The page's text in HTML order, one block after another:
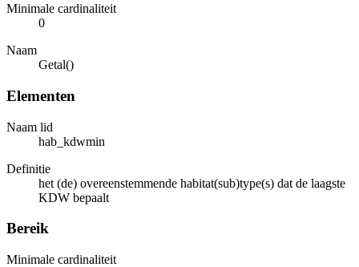
Minimale cardinaliteit
0
Naam
Getal()
Elementen
Naam lid
hab_kdwmin
Definitie
het (de) overeenstemmende habitat(sub)type(s) dat de laagste
KDW bepaalt
Bereik
Minimale cardinaliteit